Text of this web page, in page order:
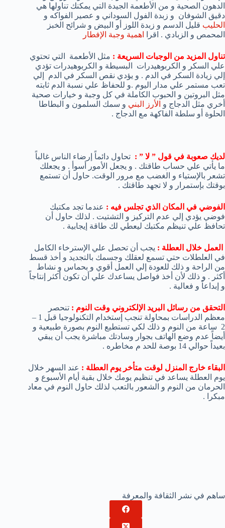
الدهون الصحية و من الأطعمة الجيدة التي يمكنك تناولها هي
دقيق الشوفان و زبدة الفول السوداني و عصير الفواكه و
الحليب قليل الدسم و زبدة اللوز أو البيض و شرائح الخبز
المحمص و الزبادي . اقرا
اهمية وجبة الإفطار
تناول المزيد من الوجبات السريعة : مثل الأطعمة التي تحتوي
علي السكر و الكربوهيدرات البسيطة و الكربوهيدرات تؤدي
إلي زيادة السكر في الدم . و يؤدي نقص السكر في الدم إلي
تعب مستمر علي مدار اليوم .و للحفاظ علي نسبة الدم ثابته
مثل البروتين و الحبوب الكاملة في كل وجبة و خيارات صحية
أخري مثل الدجاج و الأرز البني و سمك السلمون و البطاطا
الحلوة أو سلطة الفاكهة مع الدجاج .
لديك صعوبة في قول ” لا ” : تحاول دائماً إرضاء الناس غالباً
ما يأتي علي حساب طاقتك . و يجعل الأمور أسوأ . و يجعلك
تشعر بالإستياء و الغضب مع مرور الوقت. حاول أن تستمع
بوقتك بإستمرار و لا تجهد طاقتك .
الفوضي في المكان الذي تجلس فيه : عندما تجد مكتبك
فوضي يؤدي إلي عدم التركيز و التشتيت . لذلك حاول أن
تحافظ علي تنيظم مكتبك ليعطي لك طاقة إيجابية .
العمل خلال العطلة : يجب أن تحصل علي الإسترخاء الكامل
في العلطلات حتي تسمع لعقلك وجسمك بالتجديد و أخذ قسط
من الراحة و ذلك للعودة إلي العمل أقوي و بحماس و نشاط
أكثر . و ذلك لأن أخذ فواصل يساعدك علي أن تكون أكثر إنتاجاً
و إبداعاً و فعالية .
التحقق من رسائل البريد الإلكتروني وقت النوم : تنحصر
معظم الدراسات بمحاولة تنجب إستخدام التكنولوجيا قبل 1 –
2 ساعة من النوم و ذلك لكي تستطيع النوم بصورة طبيعية و
أيضاً عدم وضع الهاتف بجوار وسادتك مباشرة يجب أن يبقي
بعيداً حوالي 14 بوصة للحد م مخاطره .
البقاء خارج المنزل لوقت متأخر يوم العطلة : عند السهر خلال
يوم العطلة يساعد في تنظيم يومك خلال بقية أيام الأسبوع و
الحرمان من النوم و الشعور بالتعب لذلك حاول النوم في معاد
مبكرا .
ساهم في نشر الثقافة والمعرفة